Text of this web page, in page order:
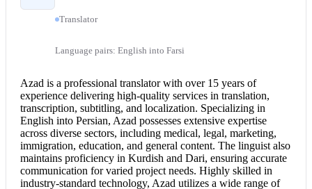
Translator
Language pairs: English into Farsi
Azad is a professional translator with over 15 years of
experience delivering high-quality services in translation,
transcription, subtitling, and localization. Specializing in
English into Persian, Azad possesses extensive expertise
across diverse sectors, including medical, legal, marketing,
immigration, education, and general content. The linguist also
maintains proficiency in Kurdish and Dari, ensuring accurate
communication for varied project needs. Highly skilled in
industry-standard technology, Azad utilizes a wide range of